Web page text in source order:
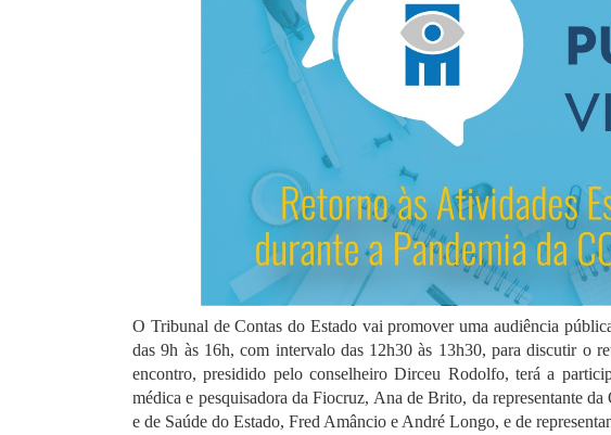
O Tribunal de Contas do Estado vai promover uma audiência
das 9h às 16h, com intervalo das 12h30 às 13h30, para discutir o
encontro, presidido pelo conselheiro Dirceu Rodolfo, terá a
médica e pesquisadora da Fiocruz, Ana de Brito, da representante
e de Saúde do Estado, Fred Amâncio e André Longo, e de